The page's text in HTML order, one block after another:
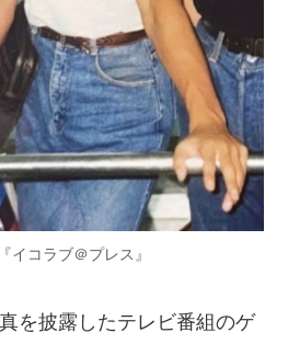
イコラブ＠プレス』
を披露したテレビ番組のゲ